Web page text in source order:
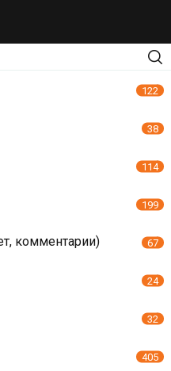
122
38
114
199
комментарии) 67
24
32
405